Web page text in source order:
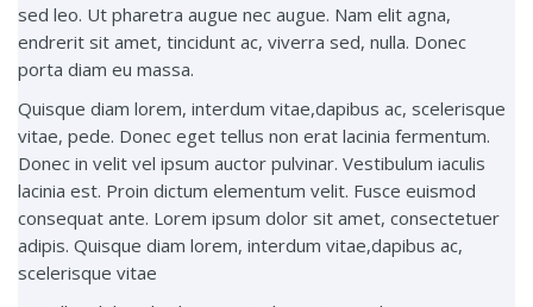
sed leo. Ut pharetra augue nec augue. Nam elit agna,
endrerit sit amet, tincidunt ac, viverra sed, nulla. Donec
porta diam eu massa.
Quisque diam lorem, interdum vitae,dapibus ac, scelerisque
vitae, pede. Donec eget tellus non erat lacinia fermentum.
Donec in velit vel ipsum auctor pulvinar. Vestibulum iaculis
lacinia est. Proin dictum elementum velit. Fusce euismod
consequat ante. Lorem ipsum dolor sit amet, consectetuer
adipis. Quisque diam lorem, interdum vitae,dapibus ac,
scelerisque vitae